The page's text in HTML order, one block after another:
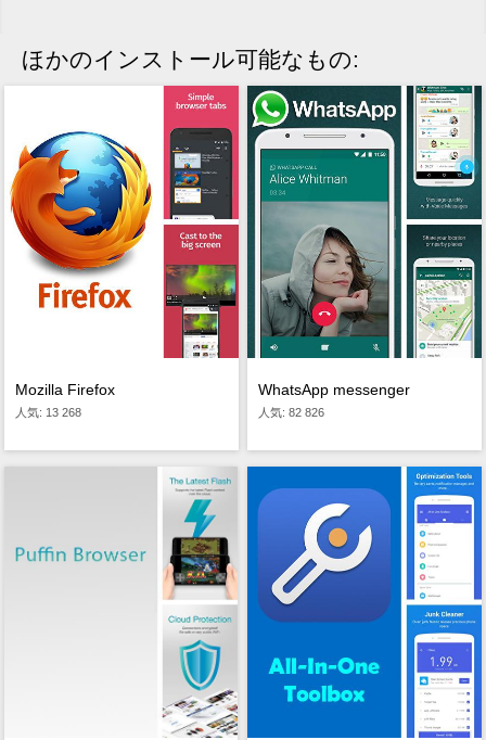
ほかのインストール可能なもの:
Mozilla Firefox
人気: 13 268
WhatsApp messenger
人気: 82 826